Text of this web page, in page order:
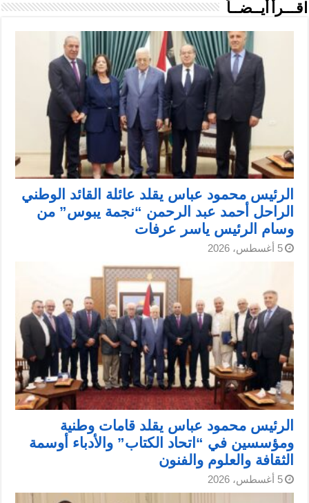
اقـــرأ أيــضــاً
الرئيس محمود عباس يقلد عائلة القائد الوطني
الراحل أحمد عبد الرحمن “نجمة يبوس” من
وسام الرئيس ياسر عرفات
5 أغسطس، 2026
الرئيس محمود عباس يقلد قامات وطنية
ومؤسسين في “اتحاد الكتاب” والأدباء أوسمة
الثقافة والعلوم والفنون
5 أغسطس، 2026